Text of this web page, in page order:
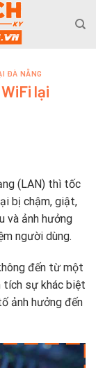
ĐÀ NẴNG
lại
(LAN) thì tốc
bị chậm, giật,
và ảnh hưởng
người dùng.
đến từ một
tích sự khác biệt
ảnh hưởng đến